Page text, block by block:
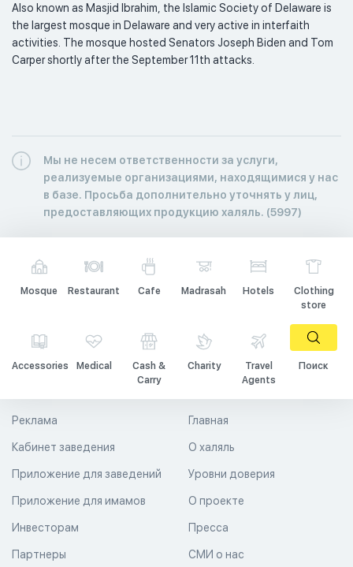
Also known as Masjid Ibrahim, the Islamic Society of Delaware is
the largest mosque in Delaware and very active in interfaith
activities. The mosque hosted Senators Joseph Biden and Tom
Carper shortly after the September 11th attacks.
Мы не несем ответственности за услуги,
реализуемые организациями, находящимися у нас
в базе. Просьба дополнительно уточнять у лиц,
предоставляющих продукцию халяль. (5997)
Mosque Restaurant Cafe Madrasah Hotels
Clothing
store
Accessories Medical
Cash &
Carry
Charity
Travel
Agents
Поиск
Главная
О халяль
Уровни доверия
Реклама
Кабинет заведения
Приложение для заведений
Приложение для имамов О проекте
Пресса
СМИ о нас
Инвесторам
Партнеры